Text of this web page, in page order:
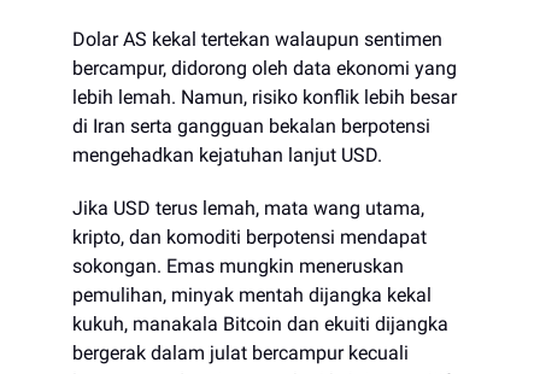
Dolar AS kekal tertekan walaupun sentimen
bercampur, didorong oleh data ekonomi yang
lebih lemah. Namun, risiko konflik lebih besar
di Iran serta gangguan bekalan berpotensi
mengehadkan kejatuhan lanjut USD.
Jika USD terus lemah, mata wang utama,
kripto, dan komoditi berpotensi mendapat
sokongan. Emas mungkin meneruskan
pemulihan, minyak mentah dijangka kekal
kukuh, manakala Bitcoin dan ekuiti dijangka
bergerak dalam julat bercampur kecuali